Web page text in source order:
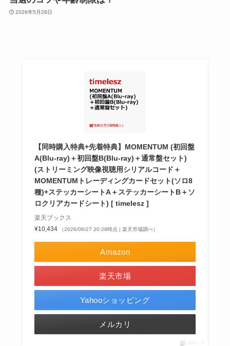
2026年5月28日
【同時購入特典+先着特典】MOMENTUM (初回盤
A(Blu-ray)＋初回盤B(Blu-ray)＋通常盤セット)
(ストリーミング映像視聴用シリアルコード＋
MOMENTUMトレーディングカードセット(ソロ8
種)+ステッカーシートA＋ステッカーシートB＋ソ
ロクリアカードシート) [ timelesz ]
楽天ブックス
¥10,434
（2026/06/27 20:28時点 | 楽天市場調べ）
Amazon
楽天市場
Yahooショッピング
メルカリ
ポチップ